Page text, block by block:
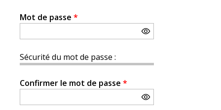
Mot de passe *
Sécurité du mot de passe :
Confirmer le mot de passe *